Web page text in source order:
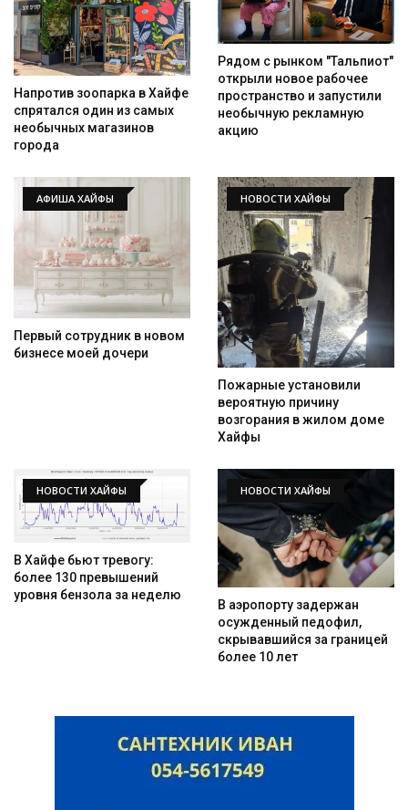
Напротив зоопарка в Хайфе
спрятался один из самых
необычных магазинов
города
Рядом с рынком "Тальпиот"
открыли новое рабочее
пространство и запустили
необычную рекламную
акцию
АФИША ХАЙФЫ
Первый сотрудник в новом
бизнесе моей дочери
НОВОСТИ ХАЙФЫ
Пожарные установили
вероятную причину
возгорания в жилом доме
Хайфы
НОВОСТИ ХАЙФЫ
В Хайфе бьют тревогу:
более 130 превышений
уровня бензола за неделю
НОВОСТИ ХАЙФЫ
В аэропорту задержан
осужденный педофил,
скрывавшийся за границей
более 10 лет